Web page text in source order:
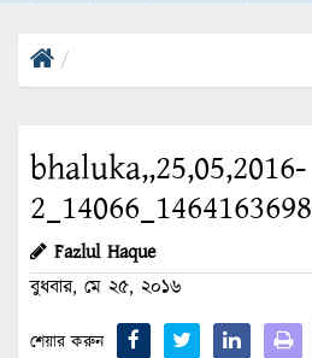
bhaluka,,25,05,2016-
2_14066_1464163698
Fazlul Haque
বুধবার, মে ২৫, ২০১৬
শেয়ার করুন